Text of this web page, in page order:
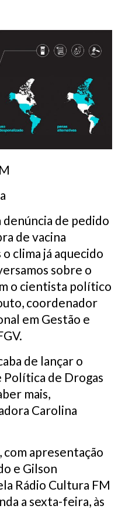
de pedido
de vacina
clima já aquecido
sobre o
o cientista político
coordenador
em Gestão e
de lançar o
de Drogas
mais,
Carolina
com apresentação
e Gilson
Rádio Cultura FM
a sexta-feira, às